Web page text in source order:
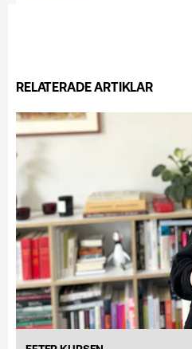
RELATERADE ARTIKLAR